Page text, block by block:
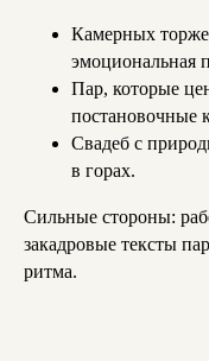
Камерных
эмоциональная
Пар, которые
постановочные
Свадеб с
в горах.
Сильные стороны:
закадровые тексты
ритма.